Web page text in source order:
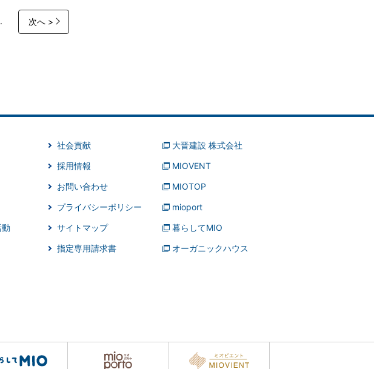
次へ >
社会貢献
採用情報
お問い合わせ
プライバシーポリシー
サイトマップ
指定専用請求書
大晋建設 株式会社
MIOVENT
MIOTOP
mioport
暮らしてMIO
オーガニックハウス